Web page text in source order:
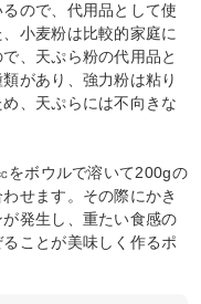
ので、代用品として使
小麦粉は比較的家庭に
、天ぷら粉の代用品と
があり、強力粉は粘り
、天ぷらには不向きな
をボウルで溶いて200gの
せます。その際にかき
発生し、重たい食感の
ことが美味しく作るポ